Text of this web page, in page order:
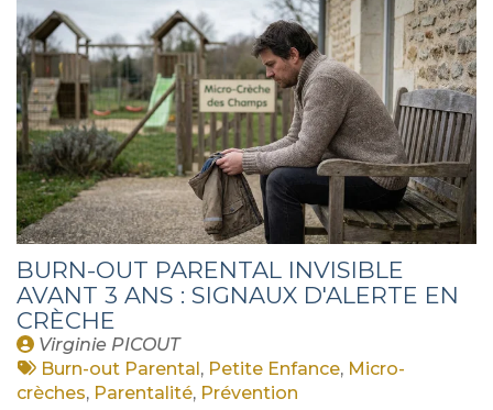
BURN-OUT PARENTAL INVISIBLE
AVANT 3 ANS : SIGNAUX D'ALERTE EN
CRÈCHE
Publié
par
Virginie PICOUT
Tags
:
Burn-out Parental, Petite Enfance, Micro-
crèches, Parentalité, Prévention